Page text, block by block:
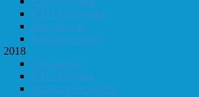
KM i hurtigsjakk
Høst-konrad
Høstturneringen
2018
Vår-konrad
KM i lynsjakk
Klubbmesterskapet